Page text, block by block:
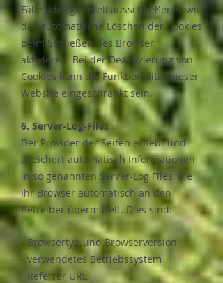
Fälle oder generell ausschließen sowie
das automatische Löschen der Cookies
beim Schließen des Browser
aktivieren. Bei der Deaktivierung von
Cookies kann die Funktionalität dieser
Website eingeschränkt sein.
6. Server-Log-Files
​Der Provider der Seiten erhebt und
speichert automatisch Informationen
in so genannten Server-Log Files, die
Ihr Browser automatisch an den
Betreiber übermittelt. Dies sind:
- Browsertyp und Browserversion
- verwendetes Betriebssystem
- Referrer URL